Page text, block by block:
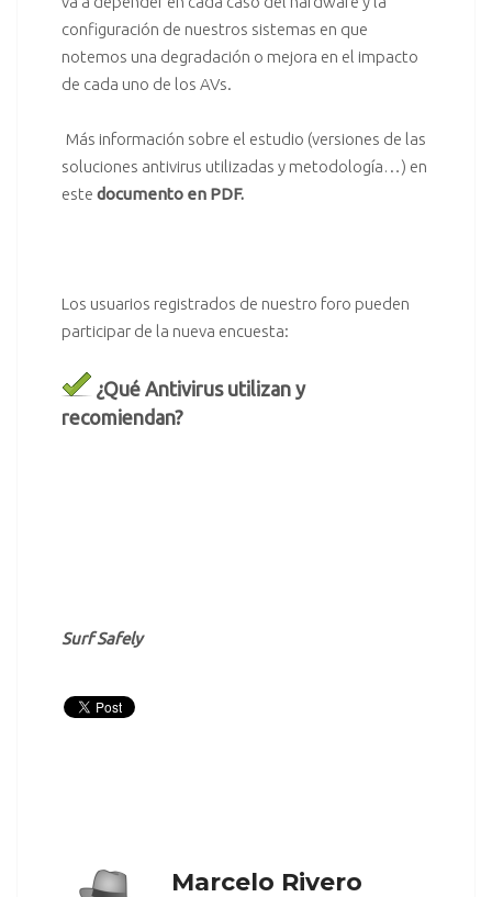
configuración de nuestros sistemas en que
notemos una degradación o mejora en el impacto
de cada uno de los AVs.
Más información sobre el estudio (versiones de las
soluciones antivirus utilizadas y metodología…) en
este documento en PDF.
Los usuarios registrados de nuestro foro pueden
participar de la nueva encuesta:
¿Qué Antivirus utilizan y
recomiendan?
Surf Safely
Marcelo Rivero